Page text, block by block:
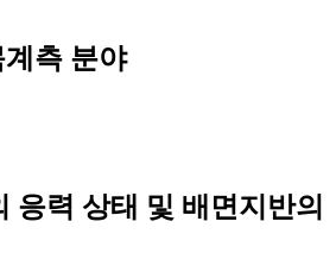
측 분야
응력 상태 및 배면지반의